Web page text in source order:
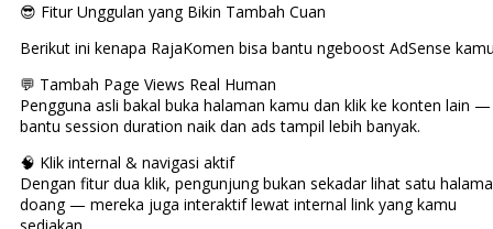
😎 Fitur Unggulan yang Bikin Tambah Cuan
Berikut ini kenapa RajaKomen bisa bantu ngeboost AdSense
💬 Tambah Page Views Real Human
Pengguna asli bakal buka halaman kamu dan klik ke konten lain
bantu session duration naik dan ads tampil lebih banyak.
🧠 Klik internal & navigasi aktif
Dengan fitur dua klik, pengunjung bukan sekadar lihat satu
doang — mereka juga interaktif lewat internal link yang kamu